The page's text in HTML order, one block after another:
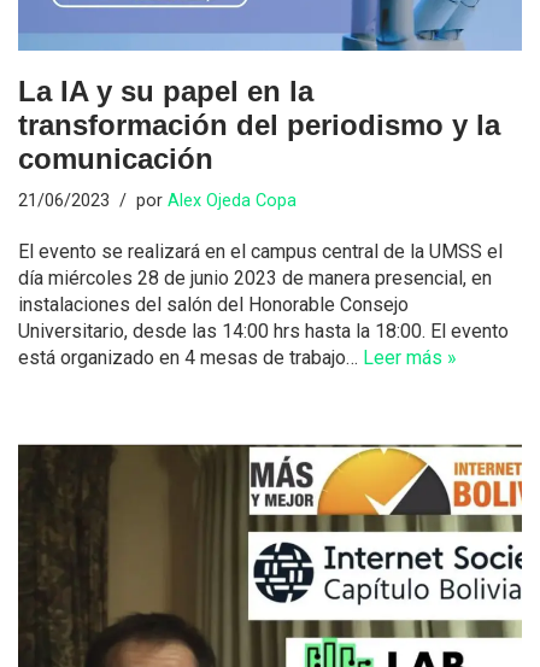
La IA y su papel en la
transformación del periodismo y la
comunicación
21/06/2023 por Alex Ojeda Copa
El evento se realizará en el campus central de la UMSS el
día miércoles 28 de junio 2023 de manera presencial, en
instalaciones del salón del Honorable Consejo
Universitario, desde las 14:00 hrs hasta la 18:00. El evento
está organizado en 4 mesas de trabajo… Leer más »